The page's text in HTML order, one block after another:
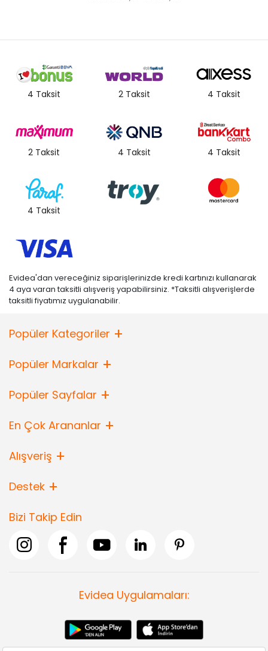
4 Taksit 2 Taksit 4 Taksit
2 Taksit 4 Taksit 4 Taksit
4 Taksit
Evidea'dan vereceğiniz siparişlerinizde kredi kartınızı kullanarak
4 aya varan taksitli alışveriş yapabilirsiniz. *Taksitli alışverişlerde
taksitli fiyatımız uygulanabilir.
Popüler Kategoriler
Popüler Markalar
Popüler Sayfalar
En Çok Arananlar
Alışveriş
Destek
Bizi Takip Edin
Evidea Uygulamaları: